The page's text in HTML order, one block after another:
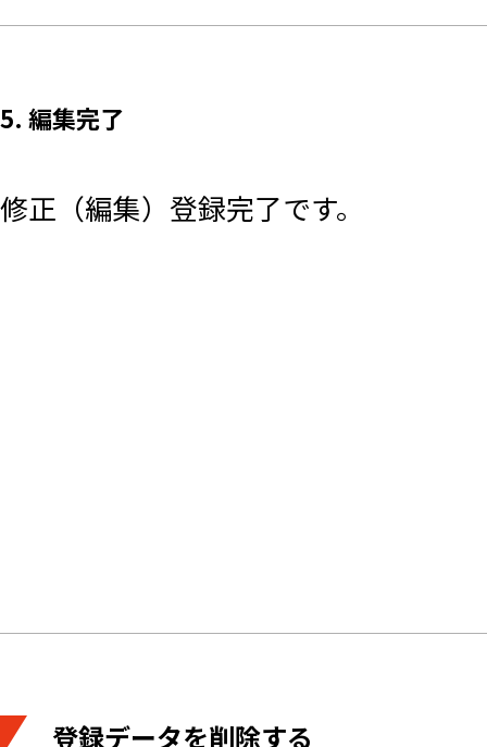
5. 編集完了
修正（編集）登録完了です。
登録データを削除する